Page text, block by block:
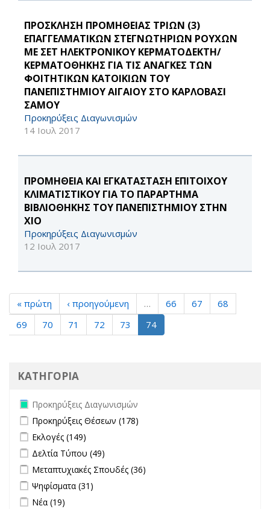
ΠΡΟΣΚΛΗΣΗ ΠΡΟΜΗΘΕΙΑΣ ΤΡΙΩΝ (3)
ΕΠΑΓΓΕΛΜΑΤΙΚΩΝ ΣΤΕΓΝΩΤΗΡΙΩΝ ΡΟΥΧΩΝ
ΜΕ ΣΕΤ ΗΛΕΚΤΡΟΝΙΚΟΥ ΚΕΡΜΑΤΟΔΕΚΤΗ/
ΚΕΡΜΑΤΟΘΗΚΗΣ ΓΙΑ ΤΙΣ ΑΝΑΓΚΕΣ ΤΩΝ
ΦΟΙΤΗΤΙΚΩΝ ΚΑΤΟΙΚΙΩΝ ΤΟΥ
ΠΑΝΕΠΙΣΤΗΜΙΟΥ ΑΙΓΑΙΟΥ ΣΤΟ ΚΑΡΛΟΒΑΣΙ
ΣΑΜΟΥ
Προκηρύξεις Διαγωνισμών
14 Ιουλ 2017
ΠΡΟΜΗΘΕΙΑ ΚΑΙ ΕΓΚΑΤΑΣΤΑΣΗ ΕΠΙΤΟΙΧΟΥ
ΚΛΙΜΑΤΙΣΤΙΚΟΥ ΓΙΑ ΤΟ ΠΑΡΑΡΤΗΜΑ
ΒΙΒΛΙΟΘΗΚΗΣ ΤΟΥ ΠΑΝΕΠΙΣΤΗΜΙΟΥ ΣΤΗΝ
ΧΙΟ
Προκηρύξεις Διαγωνισμών
12 Ιουλ 2017
« πρώτη ‹ προηγούμενη … 66 67
68
69
70 71 72 73 74
ΚΑΤΗΓΟΡΙΑ
Remove Προκηρύξεις Διαγωνισμών filter
Προκηρύξεις Διαγωνισμών
Apply Προκηρύξεις Θέσεων filter
Προκηρύξεις Θέσεων (178)
Apply Εκλογές filter
Εκλογές (149)
Apply Δελτία Τύπου filter
Δελτία Τύπου (49)
Apply Μεταπτυχιακές Σπουδές filter
Μεταπτυχιακές Σπουδές (36)
Apply Ψηφίσματα filter
Ψηφίσματα (31)
Apply Νέα filter
Νέα (19)